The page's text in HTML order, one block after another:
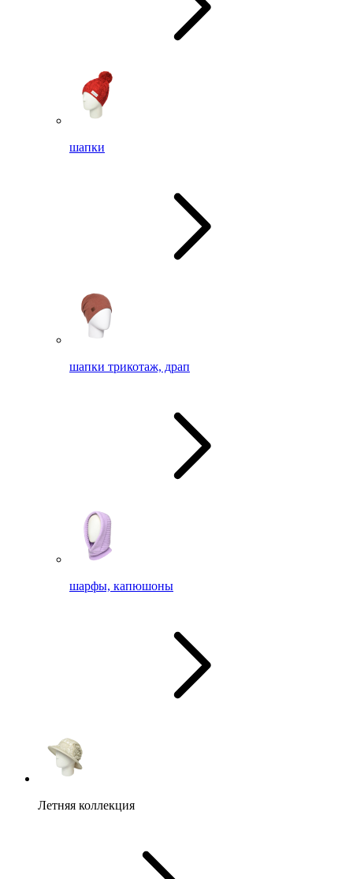
шапки
шапки трикотаж, драп
шарфы, капюшоны
Летняя коллекция